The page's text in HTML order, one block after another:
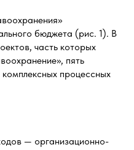
бюджета (рис. 1). В
часть которых
пять
процессных
— организационно-